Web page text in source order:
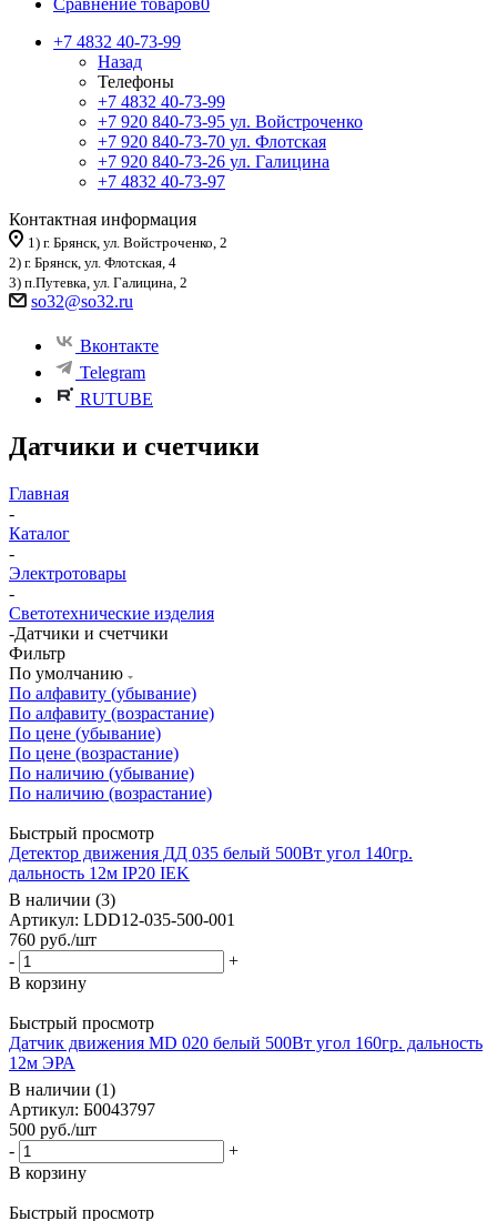
Сравнение товаров0
+7 4832 40-73-99
Назад
Телефоны
+7 4832 40-73-99
+7 920 840-73-95 ул. Войстроченко
+7 920 840-73-70 ул. Флотская
+7 920 840-73-26 ул. Галицина
+7 4832 40-73-97
Контактная информация
1) г. Брянск, ул. Войстроченко, 2
2) г. Брянск, ул. Флотская, 4
3) п.Путевка, ул. Галицина, 2
so32@so32.ru
Вконтакте
Telegram
RUTUBE
Датчики и счетчики
Главная
-
Каталог
-
Электротовары
-
Светотехнические изделия
-Датчики и счетчики
Фильтр
По умолчанию
По алфавиту (убывание)
По алфавиту (возрастание)
По цене (убывание)
По цене (возрастание)
По наличию (убывание)
По наличию (возрастание)
Быстрый просмотр
Детектор движения ДД 035 белый 500Вт угол 140гр.
дальность 12м IP20 IEK
В наличии (3)
Артикул: LDD12-035-500-001
760 руб./шт
-
+
В корзину
Быстрый просмотр
Датчик движения MD 020 белый 500Вт угол 160гр. дальность
12м ЭРА
В наличии (1)
Артикул: Б0043797
500 руб./шт
-
+
В корзину
Быстрый просмотр